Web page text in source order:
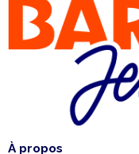
À propos